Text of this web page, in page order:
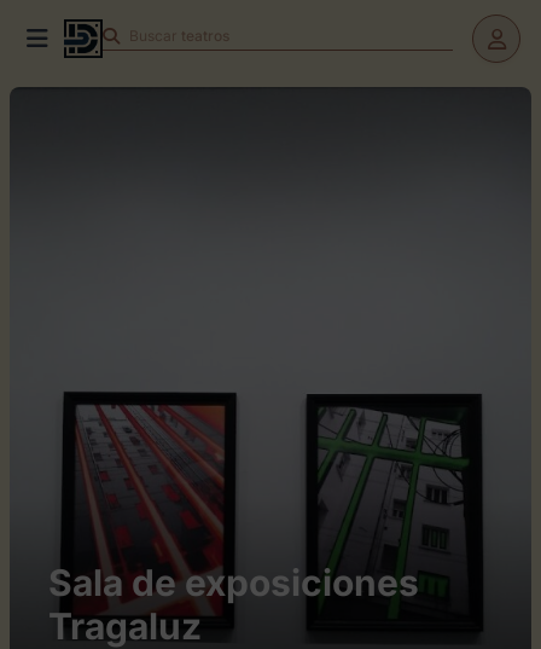
Buscar teatros
Sala de exposiciones
Tragaluz